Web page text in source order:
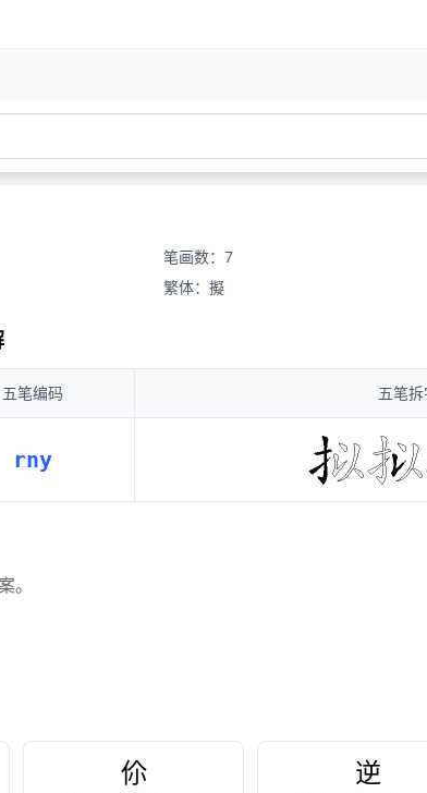
笔画数：7
繁体：擬
五笔编码 五笔
rny
。
伱 逆